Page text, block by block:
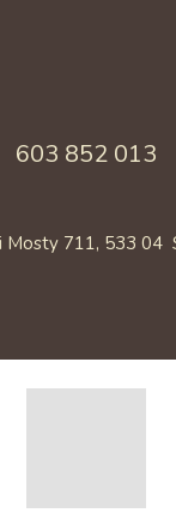
603 852 013
Mosty 711, 533